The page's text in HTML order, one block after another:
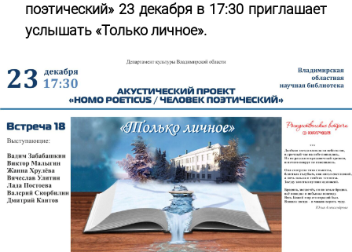
поэтический» 23 декабря в 17:30 приглашает
услышать «Только личное».